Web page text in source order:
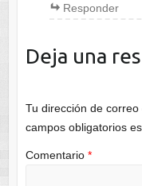
Responder
Deja una
Tu dirección de correo
campos obligatorios
Comentario *